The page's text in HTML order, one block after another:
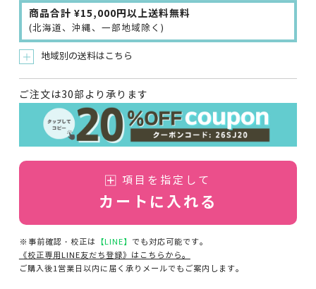
商品合計 ¥15,000円以上送料無料
(北海道、沖縄、一部地域除く)
＋ 地域別の送料はこちら
ご注文は30部より承ります
項目を指定して
カートに入れる
※事前確認・校正は 【LINE】 でも対応可能です。
《校正専用LINE友だち登録》はこちらから。
ご購入後1営業日以内に届く承りメールでもご案内します。